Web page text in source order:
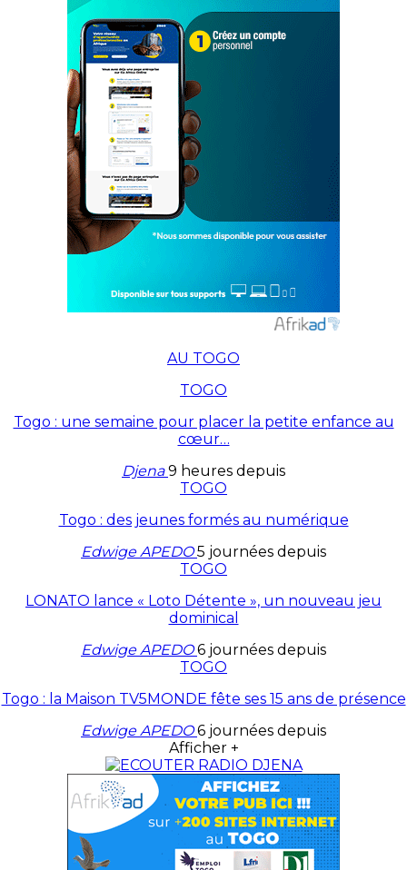
AU TOGO
TOGO
Togo : une semaine pour placer la petite enfance au
cœur…
Djena9 heures depuis
TOGO
Togo : des jeunes formés au numérique
Edwige APEDO5 journées depuis
TOGO
LONATO lance « Loto Détente », un nouveau jeu
dominical
Edwige APEDO6 journées depuis
TOGO
Togo : la Maison TV5MONDE fête ses 15 ans de présence
Edwige APEDO6 journées depuis
Afficher +